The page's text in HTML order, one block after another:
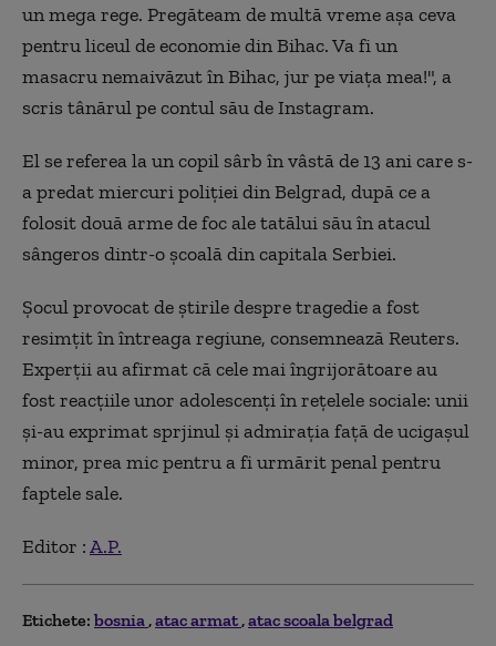
un mega rege. Pregăteam de multă vreme aşa ceva
pentru liceul de economie din Bihac. Va fi un
masacru nemaivăzut în Bihac, jur pe viaţa mea!", a
scris tânărul pe contul său de Instagram.
El se referea la un copil sârb în vâstă de 13 ani care s-
a predat miercuri poliţiei din Belgrad, după ce a
folosit două arme de foc ale tatălui său în atacul
sângeros dintr-o şcoală din capitala Serbiei.
Şocul provocat de ştirile despre tragedie a fost
resimţit în întreaga regiune, consemnează Reuters.
Experţii au afirmat că cele mai îngrijorătoare au
fost reacţiile unor adolescenţi în reţelele sociale: unii
şi-au exprimat sprjinul şi admiraţia faţă de ucigaşul
minor, prea mic pentru a fi urmărit penal pentru
faptele sale.
Editor :A.P.
Etichete: bosnia atac armat atac scoala belgrad